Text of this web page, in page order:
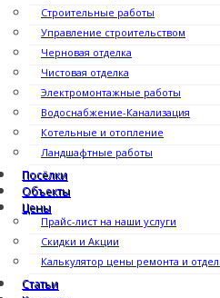
Строительные работы
Управление строительством
Черновая отделка
Чистовая отделка
Электромонтажные работы
Водоснабжение-Канализация
Котельные и отопление
Ландшафтные работы
Посёлки
Объекты
Цены
Прайс-лист на наши услуги
Скидки и Акции
Калькулятор цены ремонта и
Статьи